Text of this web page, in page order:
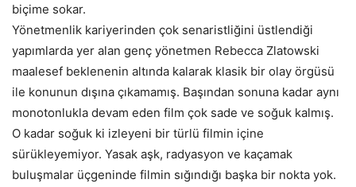
biçime sokar.
Yönetmenlik kariyerinden çok senaristliğini üstlendiği
yapımlarda yer alan genç yönetmen Rebecca Zlatowski
maalesef beklenenin altında kalarak klasik bir olay örgüsü
ile konunun dışına çıkamamış. Başından sonuna kadar aynı
monotonlukla devam eden film çok sade ve soğuk kalmış.
O kadar soğuk ki izleyeni bir türlü filmin içine
sürükleyemiyor. Yasak aşk, radyasyon ve kaçamak
buluşmalar üçgeninde filmin sığındığı başka bir nokta yok.